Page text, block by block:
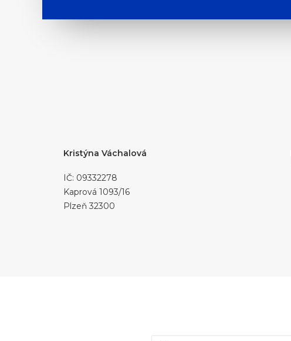
Kristýna Váchalová
IČ: 09332278
Kaprová 1093/16
Plzeň 32300